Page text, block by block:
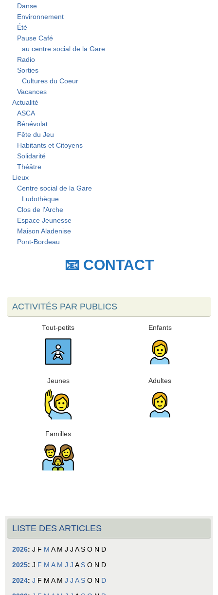
Danse
Environnement
Été
Pause Café
au centre social de la Gare
Radio
Sorties
Cultures du Coeur
Vacances
Actualité
ASCA
Bénévolat
Fête du Jeu
Habitants et Citoyens
Solidarité
Théâtre
Lieux
Centre social de la Gare
Ludothèque
Clos de l'Arche
Espace Jeunesse
Maison Aladenise
Pont-Bordeau
📧 CONTACT
ACTIVITÉS PAR PUBLICS
Tout-petits Enfants
Jeunes Adultes
Familles
LISTE DES ARTICLES
2026: J F M A M J J A S O N D
2025: J F M A M J J A S O N D
2024: J F M A M J J A S O N D